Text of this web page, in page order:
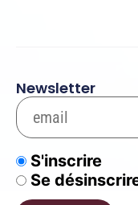
Newsletter
S'inscrire
Se